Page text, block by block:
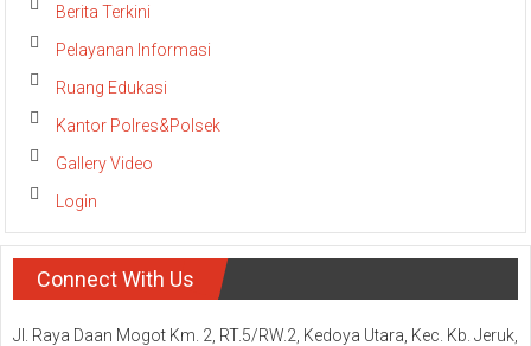
Berita Terkini
Pelayanan Informasi
Ruang Edukasi
Kantor Polres&Polsek
Gallery Video
Login
Connect With Us
Jl. Raya Daan Mogot Km. 2, RT.5/RW.2, Kedoya Utara, Kec. Kb. Jeruk,